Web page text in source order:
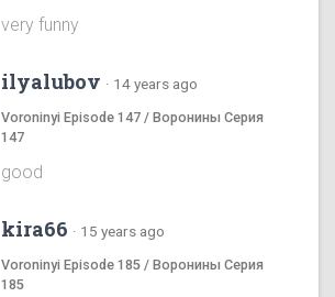
very funny
ilyalubov · 14 years ago
Voroninyi Episode 147 / Воронины Серия
147
good
kira66 · 15 years ago
Voroninyi Episode 185 / Воронины Серия
185